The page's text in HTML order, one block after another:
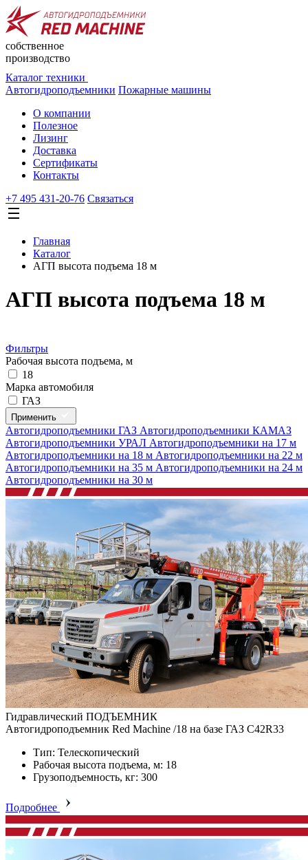
собственное
производство
Каталог техники
Автогидроподъемники Пожарные машины
О компании
Полезное
Лизинг
Доставка
Сертификаты
Контакты
+7 495 431-20-76 Cвязаться
Главная
Каталог
АГП высота подъема 18 м
АГП высота подъема 18 м
Фильтры
Рабочая высота подъема, м
18
Марка автомобиля
ГАЗ
Применить
Автогидроподъемники ГАЗ Автогидроподъемники КАМАЗ
Автогидроподъемники УРАЛ Автогидроподъемники на 17 м
Автогидроподъемники на 18 м Автогидроподъемники на 22 м
Автогидроподъемники на 35 м Автогидроподъемники на 24 м
Автогидроподъемники на 30 м
Гидравлический ПОДЪЕМНИК
Автогидроподъемник Red Machine /18 на базе ГАЗ C42R33
Тип: Телескопический
Рабочая высота подъема, м: 18
Грузоподъемность, кг: 300
Подробнее